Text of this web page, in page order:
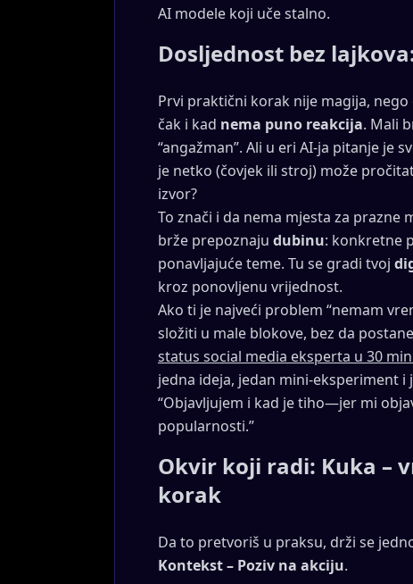
AI modele koji uče stalno.
Dosljednost bez
Prvi praktični korak nije magija,
čak i kad nema puno reakcija. Mali
“angažman”. Ali u eri AI-ja pitanje je
je netko (čovjek ili stroj) može
izvor?
To znači i da nema mjesta za prazne
brže prepoznaju dubinu: konkretne
ponavljajuće teme. Tu se gradi tvoj
kroz ponovljenu vrijednost.
Ako ti je najveći problem “nemam
složiti u male blokove, bez da
status social media eksperta u 30
jedna ideja, jedan mini-eksperiment
“Objavljujem i kad je tiho—jer mi
popularnosti.”
Okvir koji radi: Kuka –
korak
Da to pretvoriš u praksu, drži se
Kontekst – Poziv na akciju.